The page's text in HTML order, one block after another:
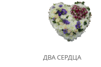
ДВА СЕРДЦА